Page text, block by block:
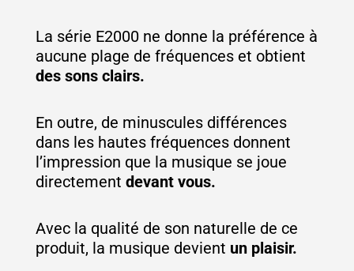
La série E2000 ne donne la préférence à
aucune plage de fréquences et obtient
des sons clairs.
En outre, de minuscules différences
dans les hautes fréquences donnent
l’impression que la musique se joue
directement devant vous.
Avec la qualité de son naturelle de ce
produit, la musique devient un plaisir.